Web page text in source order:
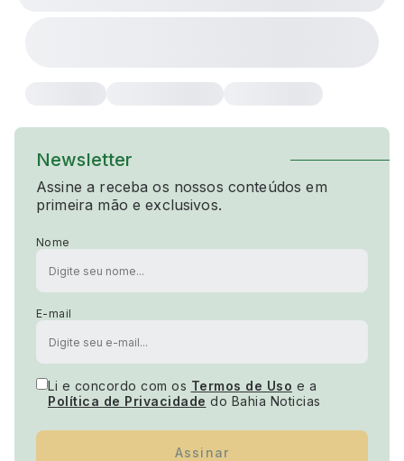
Newsletter
Assine a receba os nossos conteúdos em
primeira mão e exclusivos.
Nome
E-mail
Li e concordo com os Termos de Uso e a
Política de Privacidade do Bahia Noticias
Assinar